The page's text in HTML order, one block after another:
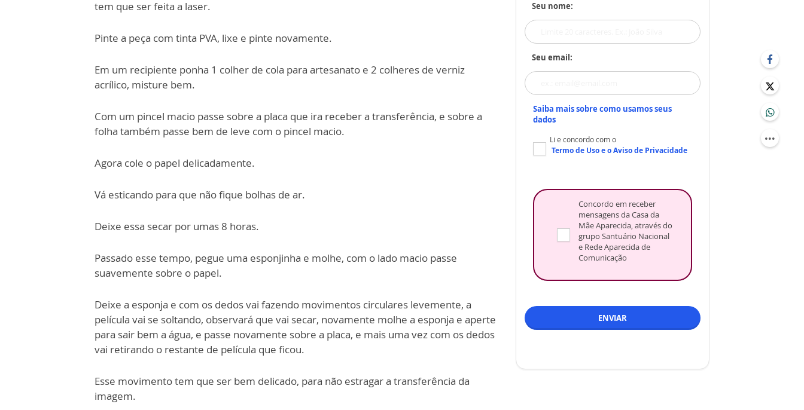
tem que ser feita a laser.
Pinte a peça com tinta PVA, lixe e pinte novamente.
Em um recipiente ponha 1 colher de cola para artesanato e 2 colheres de verniz
acrílico, misture bem.
Com um pincel macio passe sobre a placa que ira receber a transferência, e sobre a
folha também passe bem de leve com o pincel macio.
Agora cole o papel delicadamente.
Vá esticando para que não fique bolhas de ar.
Deixe essa secar por umas 8 horas.
Passado esse tempo, pegue uma esponjinha e molhe, com o lado macio passe
suavemente sobre o papel.
Deixe a esponja e com os dedos vai fazendo movimentos circulares levemente, a
película vai se soltando, observará que vai secar, novamente molhe a esponja e aperte
para sair bem a água, e passe novamente sobre a placa, e mais uma vez com os dedos
vai retirando o restante de película que ficou.
Esse movimento tem que ser bem delicado, para não estragar a transferência da
imagem.
Seu nome:
Seu email:
Saiba mais sobre como usamos seus
dados
Li e concordo com o
Termo de Usoe oAviso de Privacidade
Concordo em receber
mensagens da Casa da
Mãe Aparecida, através do
grupo Santuário Nacional
e Rede Aparecida de
Comunicação
ENVIAR